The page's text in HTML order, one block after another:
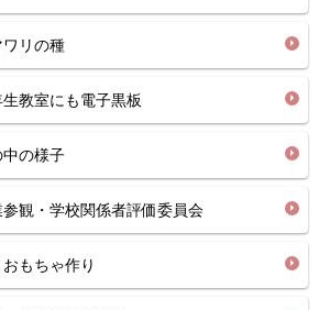
リの種
教室にも電子黒板
の様子
観・学校関係者評価委員会
もちゃ作り